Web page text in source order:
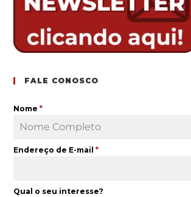
FALE CONOSCO
Nome*
Endereço de E-mail*
Qual o seu interesse?